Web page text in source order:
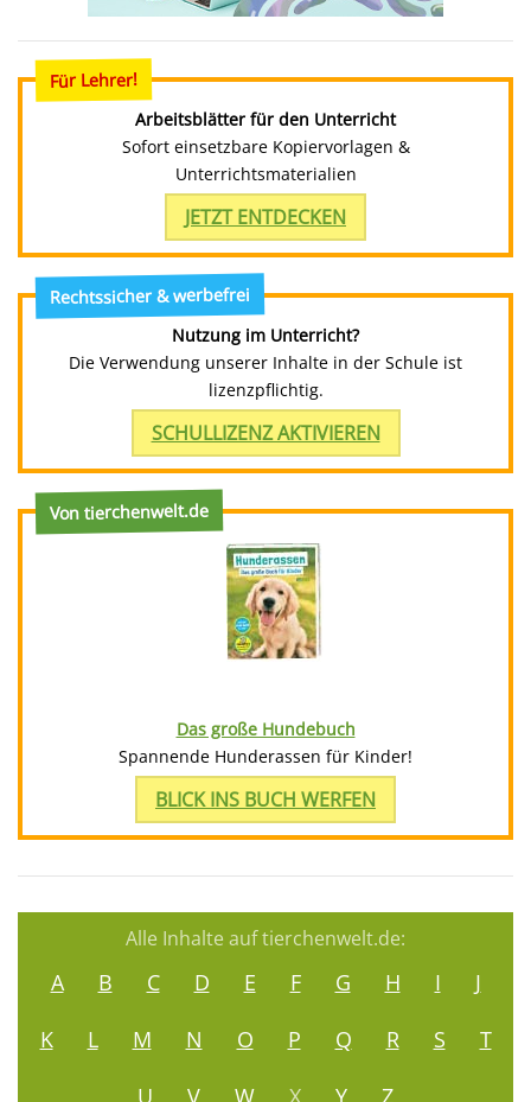
Für Lehrer!
Arbeitsblätter für den Unterricht
Sofort einsetzbare Kopiervorlagen &
Unterrichtsmaterialien
JETZT ENTDECKEN
Rechtssicher & werbefrei
Nutzung im Unterricht?
Die Verwendung unserer Inhalte in der Schule ist
lizenzpflichtig.
SCHULLIZENZ AKTIVIEREN
Von tierchenwelt.de
Das große Hundebuch
Spannende Hunderassen für Kinder!
BLICK INS BUCH WERFEN
Alle Inhalte auf tierchenwelt.de:
A B C D E F G H I
J
K
L M N O P Q R S
T